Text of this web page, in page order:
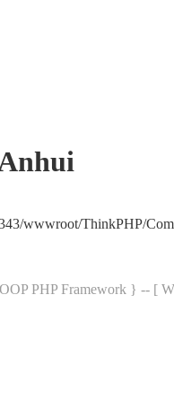
wwwroot/ThinkPHP/
PHP Framework } -- [